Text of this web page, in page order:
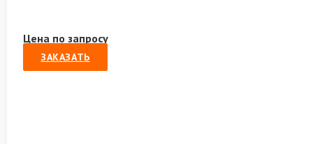
Цена по запросу
ЗАКАЗАТЬ